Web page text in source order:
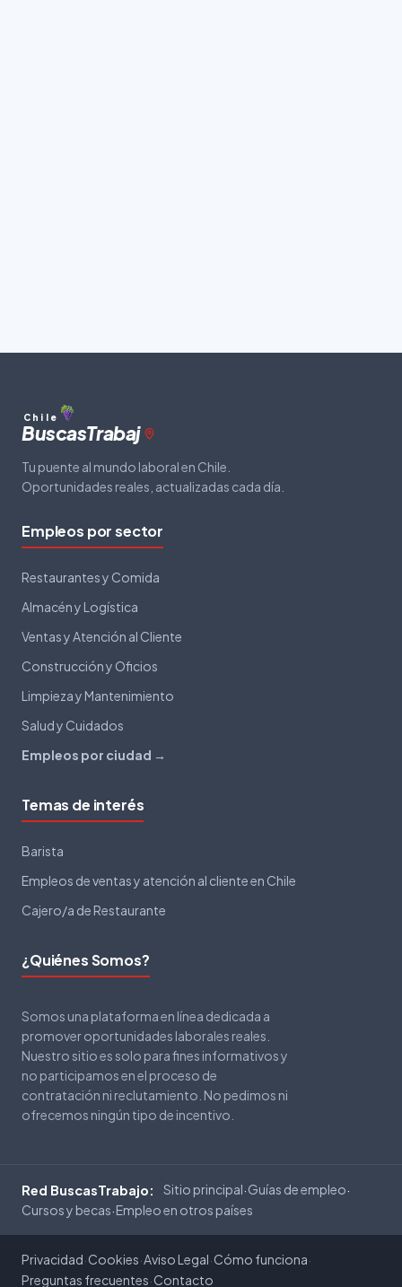
Chile
BuscasTrabaj
Tu puente al mundo laboral en Chile.
Oportunidades reales, actualizadas cada día.
Empleos por sector
Restaurantes y Comida
Almacén y Logística
Ventas y Atención al Cliente
Construcción y Oficios
Limpieza y Mantenimiento
Salud y Cuidados
Empleos por ciudad →
Temas de interés
Barista
Empleos de ventas y atención al cliente en Chile
Cajero/a de Restaurante
¿Quiénes Somos?
Somos una plataforma en línea dedicada a
promover oportunidades laborales reales.
Nuestro sitio es solo para fines informativos y
no participamos en el proceso de
contratación ni reclutamiento. No pedimos ni
ofrecemos ningún tipo de incentivo.
Red BuscasTrabajo: Sitio principal·Guías de empleo·
Cursos y becas·Empleo en otros países
Privacidad·Cookies·Aviso Legal·Cómo funciona·
Preguntas frecuentes·Contacto